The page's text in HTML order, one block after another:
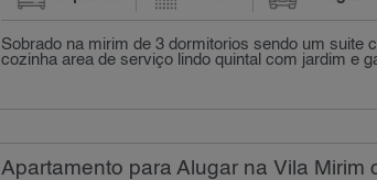
Sobrado na mirim de 3 dormitorios sendo um suite
cozinha area de serviço lindo quintal com jardim e
Apartamento para Alugar na Vila Mirim